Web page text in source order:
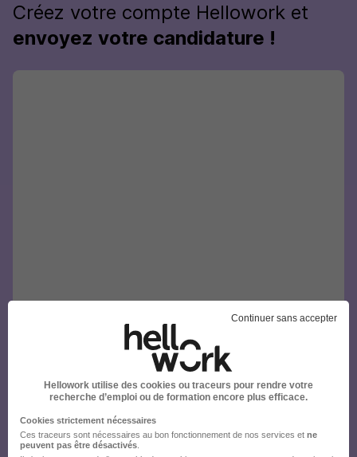
Créez votre compte Hellowork et
envoyez votre candidature !
Continuer sans accepter
Hellowork utilise des cookies ou traceurs pour rendre votre
recherche d’emploi ou de formation encore plus efficace.
Cookies strictement nécessaires
Ces traceurs sont nécessaires au bon fonctionnement de nos services et ne
peuvent pas être désactivés